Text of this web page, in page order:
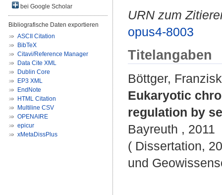
bei Google Scholar
Bibliografische Daten exportieren
ASCII Citation
BibTeX
Citavi/Reference Manager
Data Cite XML
Dublin Core
EP3 XML
EndNote
HTML Citation
Multiline CSV
OPENAIRE
epicur
xMetaDissPlus
URN zum
opus4-8003
Titelangaben
Böttger,
Eukaryotic
regulation by
Bayreuth , 2011
( Dissertation,
und